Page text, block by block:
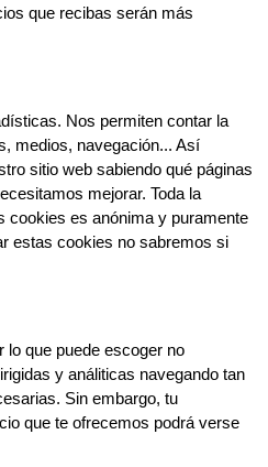
que recibas serán más
Nos permiten contar la
medios, navegación... Así
sitio web sabiendo qué páginas
mejorar. Toda la
cookies es anónima y puramente
estas cookies no sabremos si
lo que puede escoger no
y análiticas navegando tan
Sin embargo, tu
que te ofrecemos podrá verse